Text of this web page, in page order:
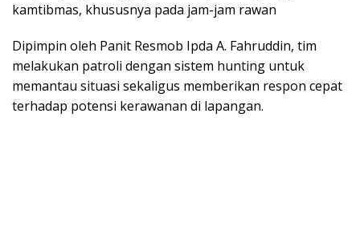
kamtibmas, khususnya pada jam-jam rawan
Dipimpin oleh Panit Resmob Ipda A. Fahruddin, tim
melakukan patroli dengan sistem hunting untuk
memantau situasi sekaligus memberikan respon cepat
terhadap potensi kerawanan di lapangan.